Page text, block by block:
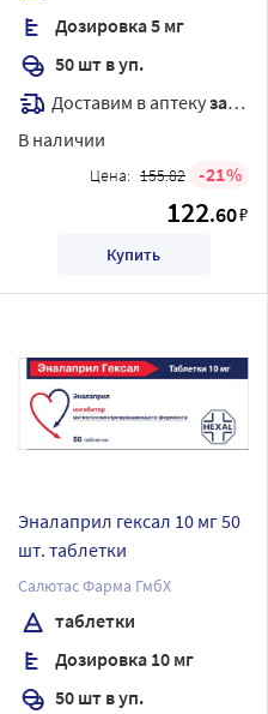
Дозировка 5 мг
50 шт в уп.
Доставим в аптекузавтра
В наличии
Цена: 155.82 21
122.60₽
Купить
Эналаприл гексал 10 мг 50
шт. таблетки
Салютас Фарма ГмбХ
таблетки
Дозировка 10 мг
50 шт в уп.